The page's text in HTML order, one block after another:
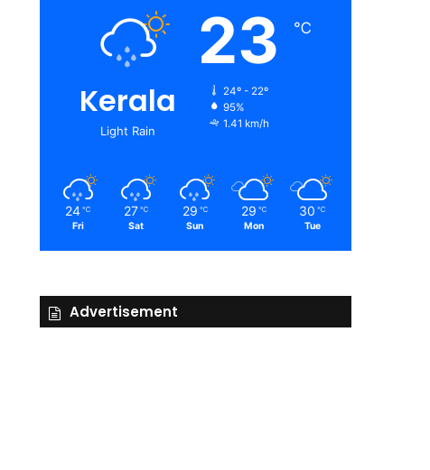
Kerala
Light Rain
23 ℃
24º - 22º
95%
1.41 km/h
24 ℃
Fri
27 ℃
Sat
29 ℃
Sun
29 ℃
Mon
30 ℃
Tue
Advertisement